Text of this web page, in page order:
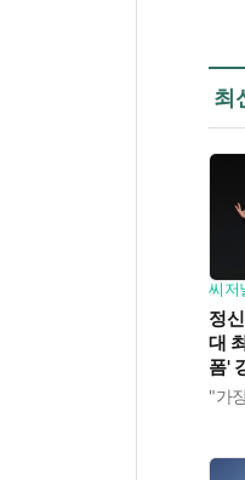
최
씨저
정
대
폼'
표 :